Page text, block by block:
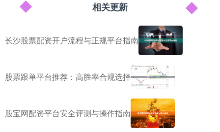
相关更新
长沙股票配资开户流程与正规平台指南
股票跟单平台推荐：高胜率合规选择
股宝网配资平台安全评测与操作指南